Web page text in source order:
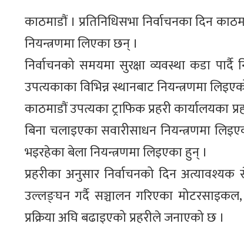
काठमाडौं । प्रतिनिधिसभा निर्वाचनका दिन
नियन्त्रणमा लिएका छन् ।
निर्वाचनको समयमा सुरक्षा व्यवस्था कडा
उपत्यकाका विभिन्न स्थानबाट नियन्त्रणमा
काठमाडौं उपत्यका ट्राफिक प्रहरी
बिना चलाइएका सवारीसाधन नियन्त्रणमा
भइरहेका बेला नियन्त्रणमा लिइएका हुन् ।
प्रहरीका अनुसार निर्वाचनको दिन
उल्लङ्घन गर्दै सञ्चालन गरिएका
प्रक्रिया अघि बढाइएको प्रहरीले जनाएको छ ।